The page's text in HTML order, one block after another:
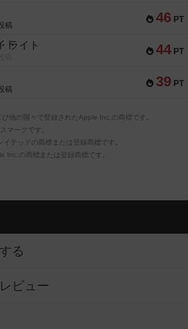
46 PT
稿
44 PT
ライト
39 PT
稿
他の国々で登録されたApple Inc.の商標です。
マークです。
テッドの商標または登録商標です。
Inc.の商標または登録商標です。
る
ビュー